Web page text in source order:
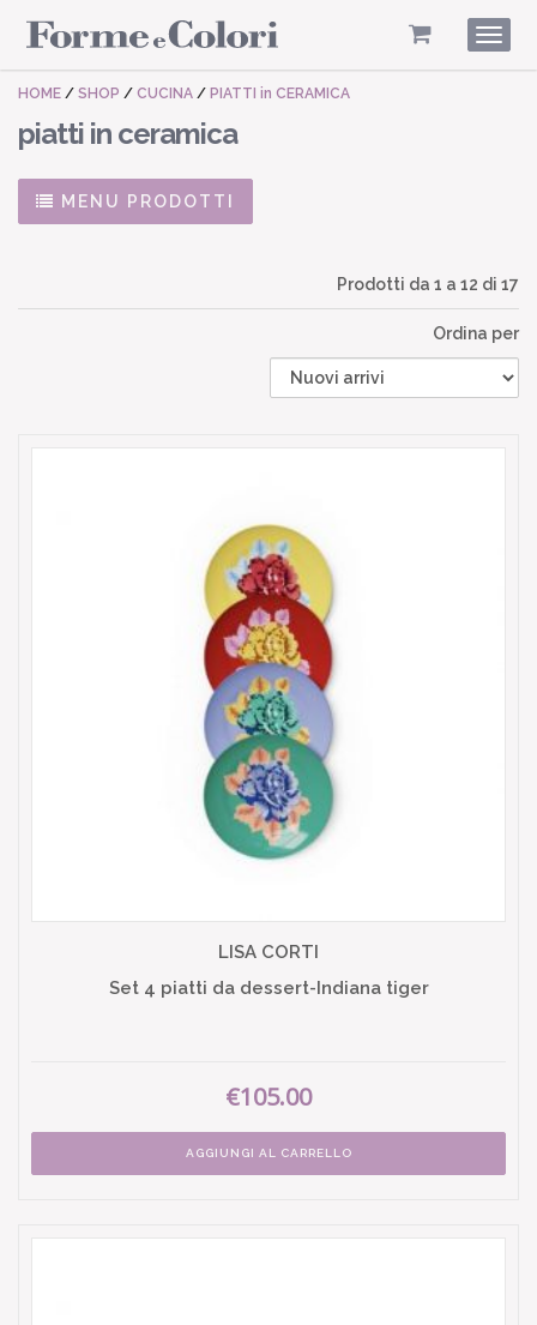
HOME / SHOP / CUCINA / PIATTI in CERAMICA
piatti in ceramica
MENU PRODOTTI
Prodotti da 1 a 12 di 17
Ordina per
LISA CORTI
Set 4 piatti da dessert-Indiana tiger
€105.00
AGGIUNGI AL CARRELLO